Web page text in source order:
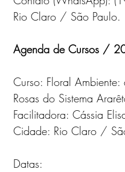
Rio Claro / São Paulo.
Agenda de Cursos /
Curso: Floral
Rosas do Sistema
Facilitadora: Cássia
Cidade: Rio Claro /
Datas: